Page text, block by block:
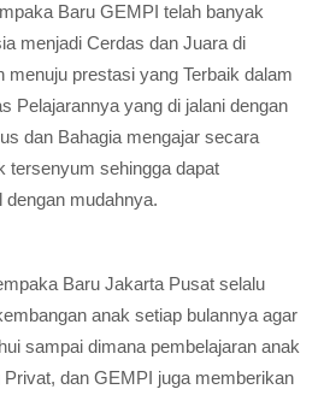
Baru GEMPI telah banyak
menjadi Cerdas dan Juara di
menuju prestasi yang Terbaik dalam
Pelajarannya yang di jalani dengan
dan Bahagia mengajar secara
tersenyum sehingga dapat
mudahnya.
Baru Jakarta Pusat selalu
anak setiap bulannya agar
sampai dimana pembelajaran anak
dan GEMPI juga memberikan